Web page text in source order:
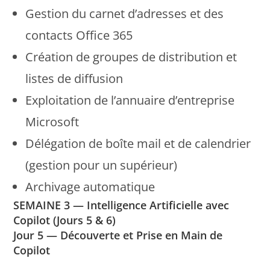
Gestion du carnet d’adresses et des
contacts Office 365
Création de groupes de distribution et
listes de diffusion
Exploitation de l’annuaire d’entreprise
Microsoft
Délégation de boîte mail et de calendrier
(gestion pour un supérieur)
Archivage automatique
SEMAINE 3 — Intelligence Artificielle avec
Copilot (Jours 5 & 6)
Jour 5 — Découverte et Prise en Main de
Copilot